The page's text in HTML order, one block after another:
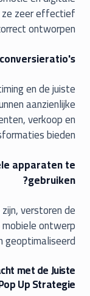
ze zeer effectief
ontworpen.
en de juiste
aanzienlijke
verkoop en
bieden.
apparaten te
gebruiken?
verstoren de
ontwerp
met de Juiste
Up Strategie